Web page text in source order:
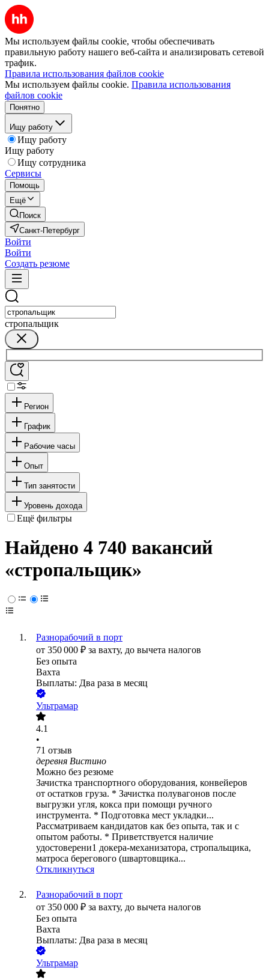
Мы используем файлы cookie, чтобы обеспечивать
правильную работу нашего веб-сайта и анализировать сетевой
трафик.
Правила использования файлов cookie
Мы используем файлы cookie. Правила использования
файлов cookie
Понятно
Ищу работу
Ищу работу
Ищу работу
Ищу сотрудника
Сервисы
Помощь
Ещё
Поиск
Санкт-Петербург
Войти
Войти
Создать резюме
стропальщик
Регион
График
Рабочие часы
Опыт
Тип занятости
Уровень дохода
Ещё фильтры
Найдено 4 740 вакансий
«стропальщик»
Разнорабочий в порт
от 350 000 ₽ за вахту, до вычета налогов
Без опыта
Вахта
Выплаты: Два раза в месяц
Ультрамар
4.1
•
71 отзыв
деревня Вистино
Можно без резюме
Зачистка транспортного оборудования, конвейеров
от остатков груза. * Зачистка полувагонов после
выгрузки угля, кокса при помощи ручного
инструмента. * Подготовка мест укладки...
Рассматриваем кандидатов как без опыта, так и с
опытом работы. * Приветствуется наличие
удостоверени1 докера-механизатора, стропальщика,
матроса берегового (швартовщика...
Откликнуться
Разнорабочий в порт
от 350 000 ₽ за вахту, до вычета налогов
Без опыта
Вахта
Выплаты: Два раза в месяц
Ультрамар